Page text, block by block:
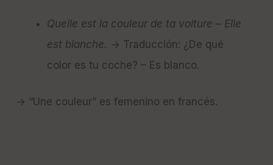
Quelle est la couleur de ta voiture – Elle
est blanche. → Traducción: ¿De qué
color es tu coche? – Es blanco.
→ “Une couleur” es femenino en francés.